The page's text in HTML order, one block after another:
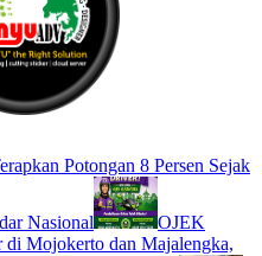
Potongan 8 Persen Sejak
Nasional
OJEK
Mojokerto dan Majalengka,